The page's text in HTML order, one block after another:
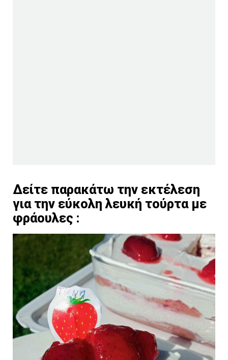
Δείτε παρακάτω την εκτέλεση
για την εύκολη λευκή τούρτα με
φράουλες :